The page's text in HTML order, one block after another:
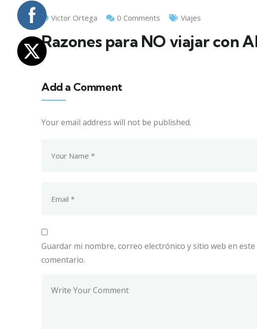
Victor Ortega 0 Comments Viajes
Razones para NO viajar con
Add a Comment
Your email address will not be published.
Guardar mi nombre, correo electrónico y sitio web en
comentario.